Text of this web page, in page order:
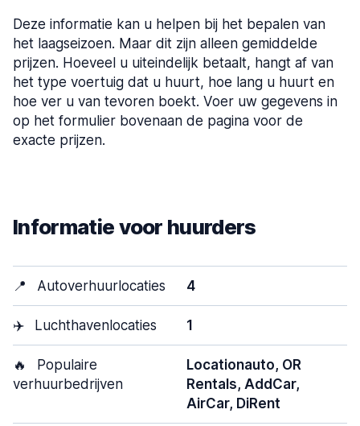
Deze informatie kan u helpen bij het bepalen van
het laagseizoen. Maar dit zijn alleen gemiddelde
prijzen. Hoeveel u uiteindelijk betaalt, hangt af van
het type voertuig dat u huurt, hoe lang u huurt en
hoe ver u van tevoren boekt. Voer uw gegevens in
op het formulier bovenaan de pagina voor de
exacte prijzen.
Informatie voor huurders
📍 Autoverhuurlocaties 4
✈️ Luchthavenlocaties 1
🔥
Populaire
verhuurbedrijven
Locationauto, OR
Rentals, AddCar,
AirCar, DiRent